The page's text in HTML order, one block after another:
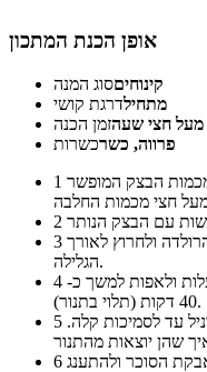
אופן הכנת המתכון
קינוחיםסוג המנה
מתחילדרגת קושי
מעל חצי שעהזמן הכנה
פרווה, כשרכשרות
1
2
3
הגלילה.
4
40 דקות (תלוי בתנור).
5
6